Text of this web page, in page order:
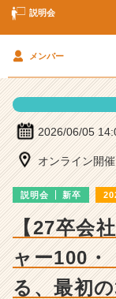
説明会
メンバー
2026/06/05
オンライン開催
説明会 新卒
【27卒会
ャー100・
る、最初の